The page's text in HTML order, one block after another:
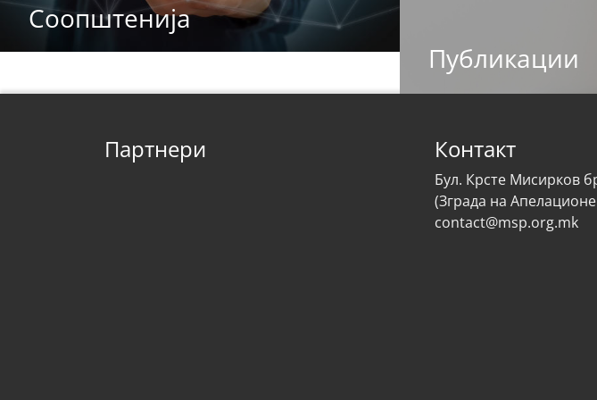
Соопштенија
Публикации
Партнери Контакт
Бул. Крсте Мисирков
(Зграда на
contact@msp.org.mk